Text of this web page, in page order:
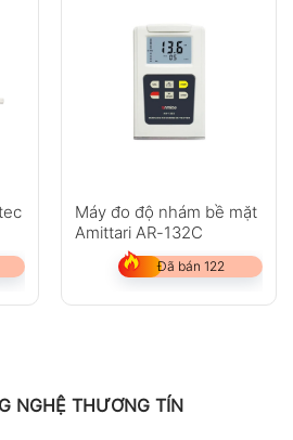
Máy đo độ nhám bề mặt
Amittari AR-132C
Đã bán 122
NGHỆ THƯƠNG TÍN